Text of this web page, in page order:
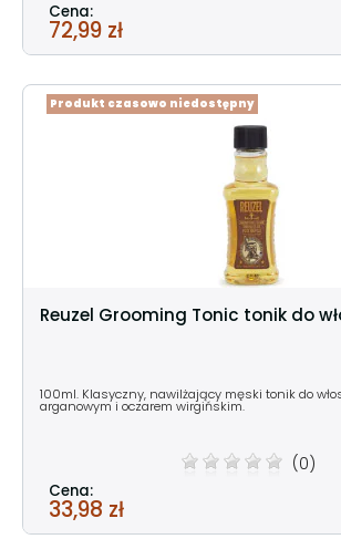
Cena:
72,99 zł
Reuzel Grooming Tonic tonik do
100ml. Klasyczny, nawilżający męski tonik do
arganowym i oczarem wirgińskim.
(0)
Cena:
33,98 zł
Produkt czasowo niedostępny